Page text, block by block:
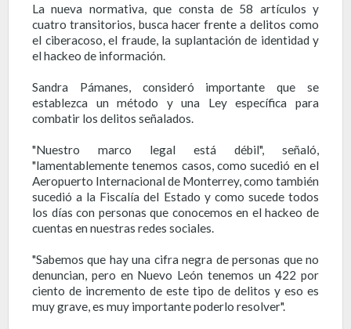
La nueva normativa, que consta de 58 artículos y
cuatro transitorios, busca hacer frente a delitos como
el ciberacoso, el fraude, la suplantación de identidad y
el hackeo de información.
Sandra Pámanes, consideró importante que se
establezca un método y una Ley específica para
combatir los delitos señalados.
"Nuestro marco legal está débil", señaló,
"lamentablemente tenemos casos, como sucedió en el
Aeropuerto Internacional de Monterrey, como también
sucedió a la Fiscalía del Estado y como sucede todos
los días con personas que conocemos en el hackeo de
cuentas en nuestras redes sociales.
"Sabemos que hay una cifra negra de personas que no
denuncian, pero en Nuevo León tenemos un 422 por
ciento de incremento de este tipo de delitos y eso es
muy grave, es muy importante poderlo resolver".